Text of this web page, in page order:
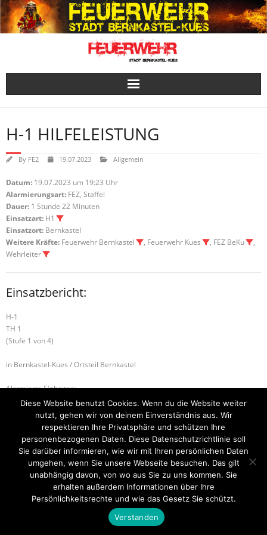
Skip
to
content
H-1 HILFELEISTUNG
By FE2 19.07.2023 Allgemein
Datum: 19.07.2023 um 19:23 Uhr
Alarmierungsart: FEZ, Staffel
Dauer: 1 Stunde 22 Minuten
Einsatzart: H1
Einsatzort: Bernkastel
Weitere Kräfte: Feuerwehr Bernkastel , Feuerwehr Kues , FEZ BeKu
,
Wehrleiter
Einsatzbericht:
H-1
TH 1
(Stufe 1 von 4)
in Bernkastel-Kues / Ortsteil Bernkastel
Alarmierte Einheiten:
FF-Kues-Staffel
FF-Bernkastel-Gruppe
H-1 TH 1 H-1 TIERRETTUNG
Startseite Einsätze Mitglied werden Über uns
Kontakt
Think Up Themes Ltd . Powered by
Diese Website benutzt Cookies. Wenn du die Website weiter
nutzt, gehen wir von deinem Einverständnis aus. Wir
respektieren Ihre Privatsphäre und schützen Ihre
personenbezogenen Daten. Diese Datenschutzrichtlinie soll
Sie darüber informieren, wie wir mit Ihren persönlichen Daten
umgehen, wenn Sie unsere Webseite besuchen. Das gilt
unabhängig davon, von wo aus Sie zu uns kommen. Sie
erhalten außerdem Informationen über Ihre
Persönlichkeitsrechte und wie das Gesetz Sie schützt.
Verstanden